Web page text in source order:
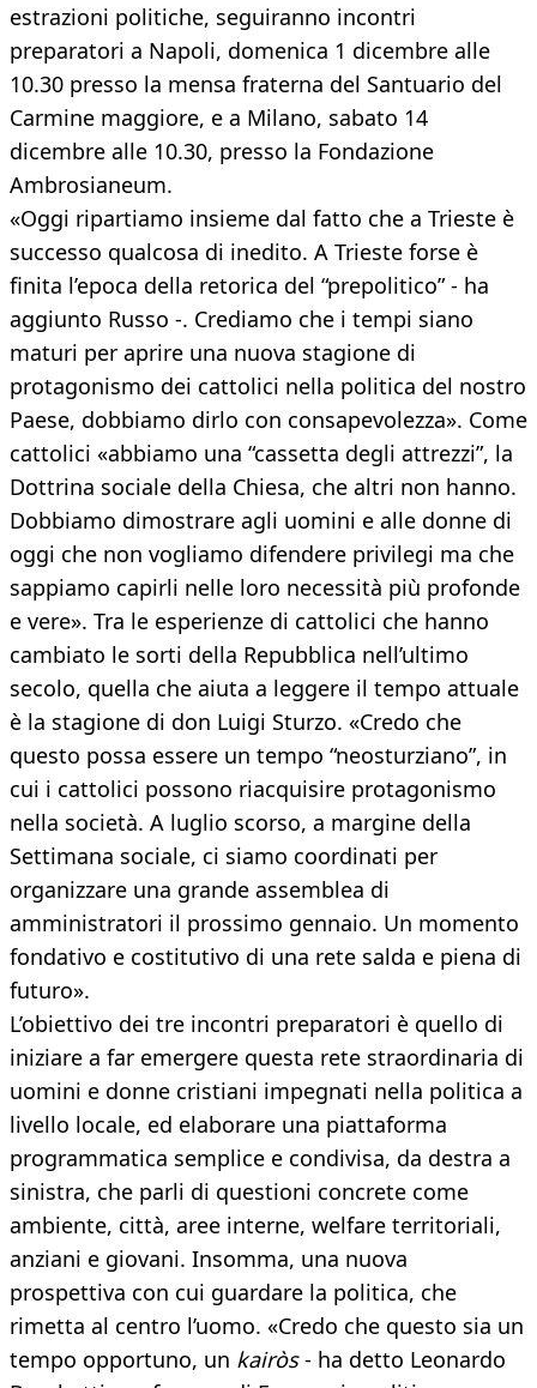
estrazioni politiche, seguiranno incontri
preparatori a Napoli, domenica 1 dicembre alle
10.30 presso la mensa fraterna del Santuario del
Carmine maggiore, e a Milano, sabato 14
dicembre alle 10.30, presso la Fondazione
Ambrosianeum.
«Oggi ripartiamo insieme dal fatto che a Trieste è
successo qualcosa di inedito. A Trieste forse è
finita l’epoca della retorica del “prepolitico” - ha
aggiunto Russo -. Crediamo che i tempi siano
maturi per aprire una nuova stagione di
protagonismo dei cattolici nella politica del nostro
Paese, dobbiamo dirlo con consapevolezza». Come
cattolici «abbiamo una “cassetta degli attrezzi”, la
Dottrina sociale della Chiesa, che altri non hanno.
Dobbiamo dimostrare agli uomini e alle donne di
oggi che non vogliamo difendere privilegi ma che
sappiamo capirli nelle loro necessità più profonde
e vere». Tra le esperienze di cattolici che hanno
cambiato le sorti della Repubblica nell’ultimo
secolo, quella che aiuta a leggere il tempo attuale
è la stagione di don Luigi Sturzo. «Credo che
questo possa essere un tempo “neosturziano”, in
cui i cattolici possono riacquisire protagonismo
nella società. A luglio scorso, a margine della
Settimana sociale, ci siamo coordinati per
organizzare una grande assemblea di
amministratori il prossimo gennaio. Un momento
fondativo e costitutivo di una rete salda e piena di
futuro».
L’obiettivo dei tre incontri preparatori è quello di
iniziare a far emergere questa rete straordinaria di
uomini e donne cristiani impegnati nella politica a
livello locale, ed elaborare una piattaforma
programmatica semplice e condivisa, da destra a
sinistra, che parli di questioni concrete come
ambiente, città, aree interne, welfare territoriali,
anziani e giovani. Insomma, una nuova
prospettiva con cui guardare la politica, che
rimetta al centro l’uomo. «Credo che questo sia un
tempo opportuno, un kairòs- ha detto Leonardo